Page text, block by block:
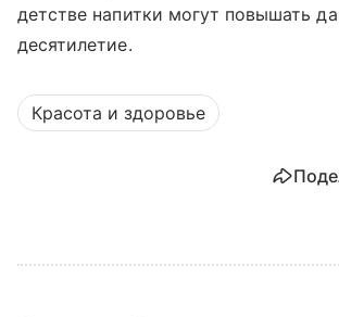
детстве напитки могут повышать
десятилетие.
Красота и здоровье